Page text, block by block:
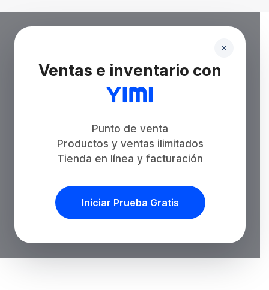
Ventas e inventario con
Punto de venta
Productos y ventas ilimitados
Tienda en línea y facturación
Iniciar Prueba Gratis